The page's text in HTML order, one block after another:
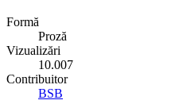
Formă
Proză
Vizualizări
10.007
Contribuitor
BSB